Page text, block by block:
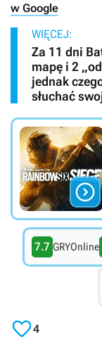
w Google
WIĘCEJ:
Za 11 dni
mapę i 2
jednak
słuchać

7.7 GRYOnline
4